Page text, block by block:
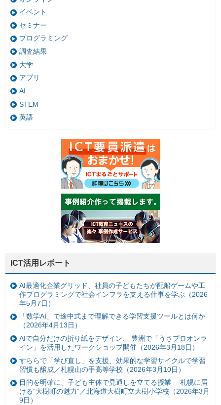
イベント
セミナー
プログラミング
調査結果
大学
アプリ
AI
STEM
英語
ICT活用レポート
AI最適化企業グリッド、社員の子どもたちが配船ゲームや工
作プログラミングで社会インフラを支える仕事を学ぶ（2026
年5月7日）
「数学AI」で途中式まで理解できる学習支援ツールとは何か
（2026年4月13日）
AIで自分だけの折り紙をデザイン、 豊洲で「うさプロオンラ
イン」を活用したワークショップ開催（2026年3月18日）
すららで「学び直し」を支援、効果的な学習サイクルで学習
習慣も醸成／札幌山の手高等学校（2026年3月10日）
目的を明確に、子ども主体で見通しを立てる授業— 札幌に届
ける“大樹町の魅力”／北海道大樹町立大樹小学校（2026年3月
9日）